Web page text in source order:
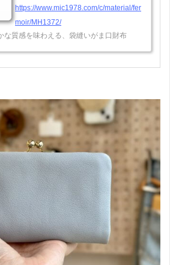
https://www.mic1978.com/c/material/fer
moir/MH1372/
な質感を味わえる、袋縫いがま口財布